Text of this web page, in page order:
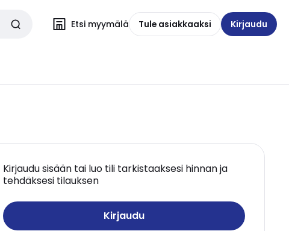
Etsi myymälä Tule asiakkaaksi Kirjaudu
Kirjaudu sisään tai luo tili tarkistaaksesi hinnan ja
tehdäksesi tilauksen
Kirjaudu